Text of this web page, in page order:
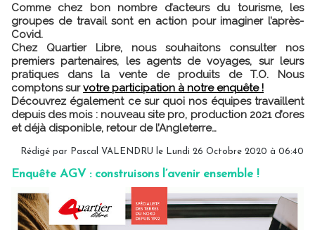
Comme chez bon nombre d’acteurs du tourisme, les
groupes de travail sont en action pour imaginer l’après-
Covid.
Chez Quartier Libre, nous souhaitons consulter nos
premiers partenaires, les agents de voyages, sur leurs
pratiques dans la vente de produits de T.O. Nous
comptons survotre participation à notre enquête !
Découvrez également ce sur quoi nos équipes travaillent
depuis des mois : nouveau site pro, production 2021 d’ores
et déjà disponible, retour de l’Angleterre…
Rédigé par Pascal VALENDRU le Lundi 26 Octobre 2020 à 06:40
Enquête AGV : construisons l’avenir ensemble !